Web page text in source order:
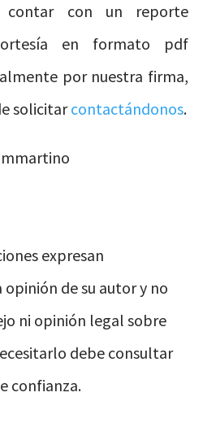
contar con un reporte
en formato pdf
por nuestra firma,
solicitarcontactándonos.
expresan
de su autor y no
ni opinión legal sobre
debe consultar
confianza.